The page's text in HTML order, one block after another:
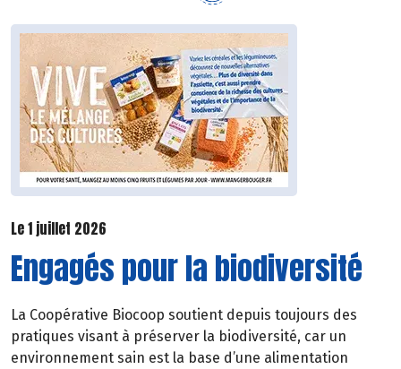
Le 1 juillet 2026
Engagés pour la biodiversité
La Coopérative Biocoop soutient depuis toujours des
pratiques visant à préserver la biodiversité, car un
environnement sain est la base d’une alimentation